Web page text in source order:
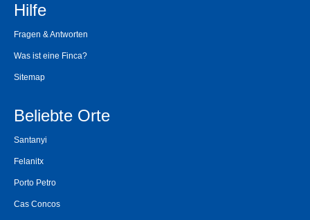
Hilfe
Fragen & Antworten
Was ist eine Finca?
Sitemap
Beliebte Orte
Santanyi
Felanitx
Porto Petro
Cas Concos